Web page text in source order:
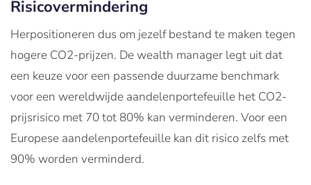
Risicovermindering
Herpositioneren dus om jezelf bestand te maken tegen
hogere CO2-prijzen. De wealth manager legt uit dat
een keuze voor een passende duurzame benchmark
voor een wereldwijde aandelenportefeuille het CO2-
prijsrisico met 70 tot 80% kan verminderen. Voor een
Europese aandelenportefeuille kan dit risico zelfs met
90% worden verminderd.